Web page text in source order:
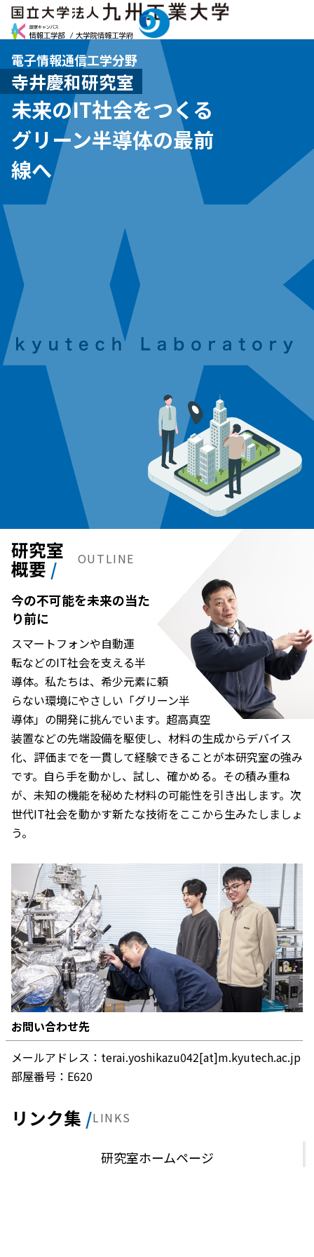
電子情報通信工学分野
寺井慶和研究室
未来のIT社会をつくる
グリーン半導体の最前
線へ
研究室
概要 OUTLINE
今の不可能を未来の当た
り前に
スマートフォンや自動運
転などのIT社会を支える半
導体。私たちは、希少元素に頼
らない環境にやさしい「グリーン半
導体」の開発に挑んでいます。超高真空
装置などの先端設備を駆使し、材料の生成からデバイス
化、評価までを一貫して経験できることが本研究室の強み
です。自ら手を動かし、試し、確かめる。その積み重ね
が、未知の機能を秘めた材料の可能性を引き出します。次
世代IT社会を動かす新たな技術をここから生みたしましょ
う。
お問い合わせ先
メールアドレス：terai.yoshikazu042[at]m.kyutech.ac.jp
部屋番号：E620
リンク集 LINKS
研究室ホームページ